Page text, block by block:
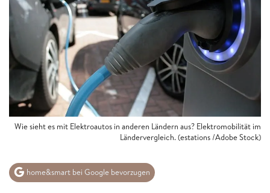
Wie sieht es mit Elektroautos in anderen Ländern aus? Elektromobilität im
Ländervergleich. (estations /Adobe Stock)
home&smart bei Google bevorzugen